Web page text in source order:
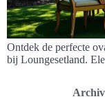
Ontdek de perfecte
bij Loungesetland.